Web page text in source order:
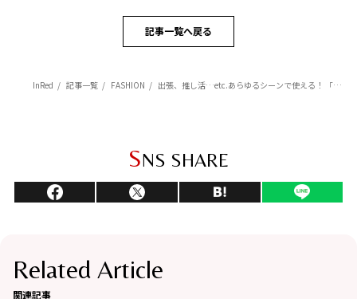
記事一覧へ戻る
InRed 記事一覧 FASHION 出張、推し活…etc.あらゆるシーンで使える！ 「IEDIT」×InRedのコラボバッグが頼れる♡
SNS SHARE
Related Article
関連記事